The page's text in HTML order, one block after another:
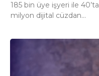
185 bin üye işyeri ile
milyon dijital cüzdan...